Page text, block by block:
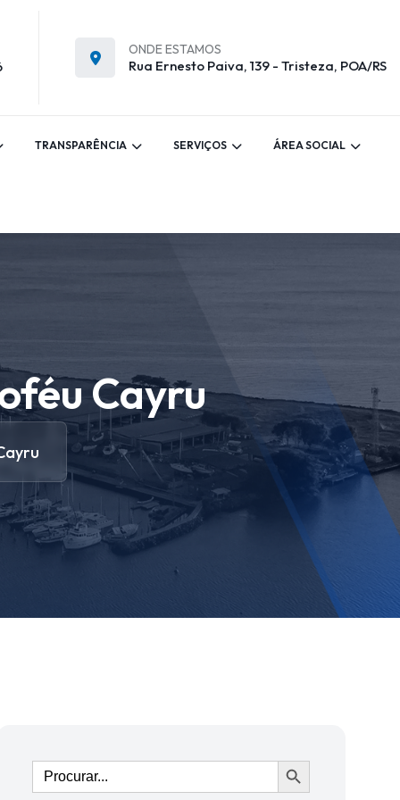
ONDE ESTAMOS
Rua Ernesto Paiva, 139 - Tristeza, POA/RS
TRANSPARÊNCIA SERVIÇOS ÁREA SOCIAL
Cayru
Ir